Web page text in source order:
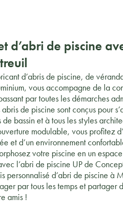
d’abri de piscine
d’abris de piscine, de
vous accompagne de la
par toutes les démarches
de piscine sont conçus pour
de bassin et à tous les styles
modulable, vous profitez
et d’un environnement
votre piscine en un
l’abri de piscine UP de
personnalisé d’abri de piscine à
par tous les temps et partager
amis !